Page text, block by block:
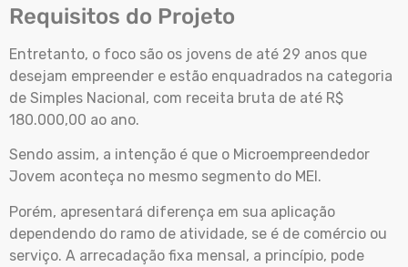
Requisitos do Projeto
Entretanto, o foco são os jovens de até 29 anos que
desejam empreender e estão enquadrados na categoria
de Simples Nacional, com receita bruta de até R$
180.000,00 ao ano.
Sendo assim, a intenção é que o Microempreendedor
Jovem aconteça no mesmo segmento do MEI.
Porém, apresentará diferença em sua aplicação
dependendo do ramo de atividade, se é de comércio ou
serviço. A arrecadação fixa mensal, a princípio, pode